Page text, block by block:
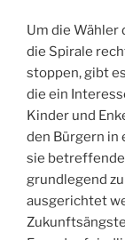
Um die Wähler
die Spirale
stoppen, gibt
die ein
Kinder und
den Bürgern in
sie
grundlegend
ausgerichtet